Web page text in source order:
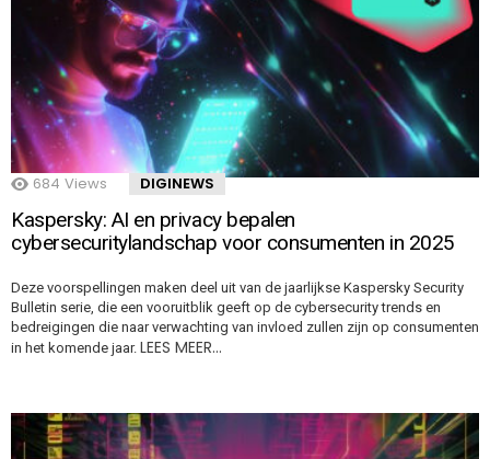
684 Views DIGINEWS
Kaspersky: AI en privacy bepalen
cybersecuritylandschap voor consumenten in 2025
Deze voorspellingen maken deel uit van de jaarlijkse Kaspersky Security
Bulletin serie, die een vooruitblik geeft op de cybersecurity trends en
bedreigingen die naar verwachting van invloed zullen zijn op consumenten
in het komende jaar. LEES MEER…